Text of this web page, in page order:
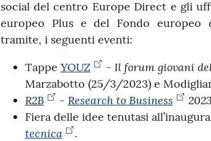
social del centro Europe Direct e gli
europeo Plus e del Fondo europeo
tramite, i seguenti eventi:
Tappe YOUZ - Il forum giovani
Marzabotto (25/3/2023) e
R2B - Research to Business 2023
Fiera delle idee tenutasi
tecnica
.